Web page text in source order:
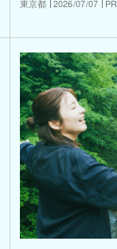
東京都 2026/07/07 PR